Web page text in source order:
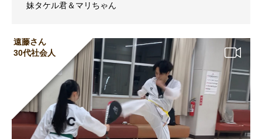
妹タケル君＆マリちゃん
遠藤さん
30代社会人